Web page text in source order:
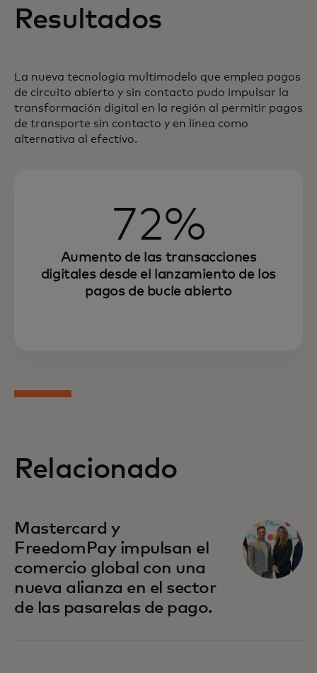
Resultados
La nueva tecnología multimodelo que emplea pagos
de circuito abierto y sin contacto pudo impulsar la
transformación digital en la región al permitir pagos
de transporte sin contacto y en línea como
alternativa al efectivo.
72%
Aumento de las transacciones
digitales desde el lanzamiento de los
pagos de bucle abierto
Relacionado
Mastercard y
FreedomPay impulsan el
comercio global con una
nueva alianza en el sector
de las pasarelas de pago.